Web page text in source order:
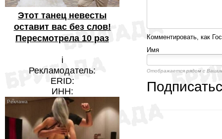
Этот танец невесты
оставит вас без слов!
Пересмотрела 10 раз
i
Рекламодатель:
ERID:
ИНН:
Комментировать, как
Имя
Отображается рядом с